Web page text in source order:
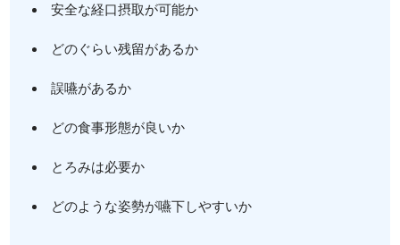
安全な経口摂取が可能か
どのぐらい残留があるか
誤嚥があるか
どの食事形態が良いか
とろみは必要か
どのような姿勢が嚥下しやすいか